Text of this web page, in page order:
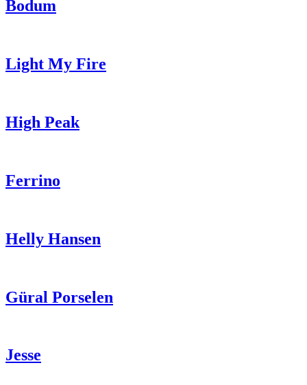
Bodum
Light My Fire
High Peak
Ferrino
Helly Hansen
Güral Porselen
Jesse